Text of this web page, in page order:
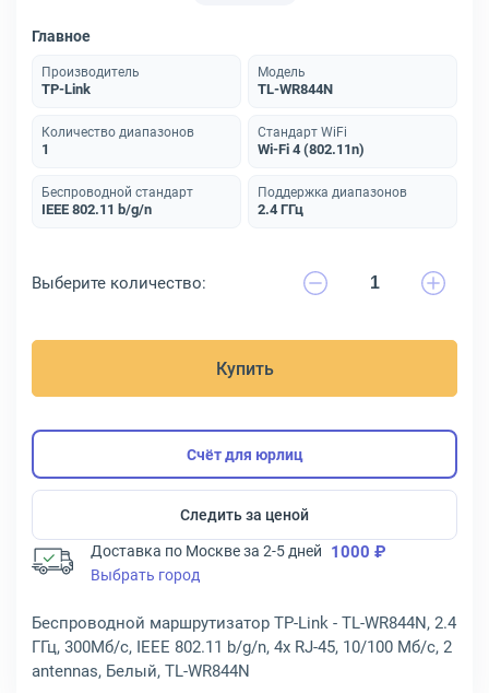
Главное
Производитель
TP-Link
Модель
TL-WR844N
Количество диапазонов
1
Стандарт WiFi
Wi-Fi 4 (802.11n)
Беспроводной стандарт
IEEE 802.11 b/g/n
Поддержка диапазонов
2.4 ГГц
Выберите количество:
Купить
Счёт для юрлиц
Следить за ценой
Доставка по Москве за 2-5 дней 1000 ₽
Выбрать город
Беспроводной маршрутизатор TP-Link - TL-WR844N, 2.4
ГГц, 300Мб/с, IEEE 802.11 b/g/n, 4x RJ-45, 10/100 Мб/с, 2
antennas, Белый, TL-WR844N